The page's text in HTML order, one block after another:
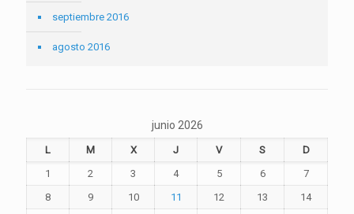
septiembre 2016
agosto 2016
junio 2026
L M X J V S
D
1
2 3 4 5 6
7
8
9 10 11 12 13
14